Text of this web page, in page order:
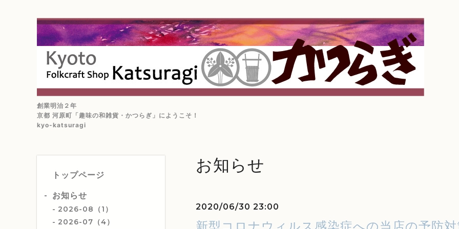
創業明治２年
京都 河原町「趣味の和雑貨・かつらぎ」にようこそ！
kyo-katsuragi
トップページ
お知らせ
2026-08（1）
2026-07（4）
お知らせ
2020/06/30 23:00